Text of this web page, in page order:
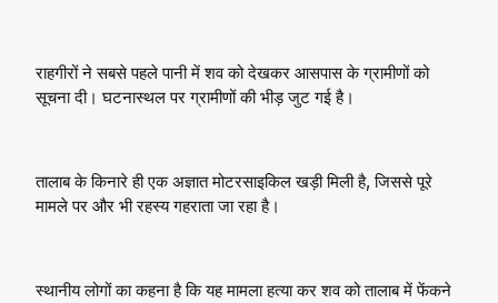
राहगीरों ने सबसे पहले पानी में शव को देखकर आसपास के ग्रामीणों को
सूचना दी। घटनास्थल पर ग्रामीणों की भीड़ जुट गई है।
तालाब के किनारे ही एक अज्ञात मोटरसाइकिल खड़ी मिली है, जिससे पूरे
मामले पर और भी रहस्य गहराता जा रहा है।
स्थानीय लोगों का कहना है कि यह मामला हत्या कर शव को तालाब में फेंकने